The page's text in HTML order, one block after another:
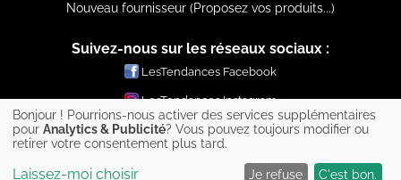
Nouveau fournisseur (Proposez vos produits...)
Suivez-nous sur les réseaux sociaux :
LesTendances Facebook
LesTendances Instagram
LesTendances Pinterest
Bonjour ! Pourrions-nous activer des services supplémentaires
pour Analytics & Publicité? Vous pouvez toujours modifier ou
retirer votre consentement plus tard.
Laissez-moi choisir Je refuse C'est bon.